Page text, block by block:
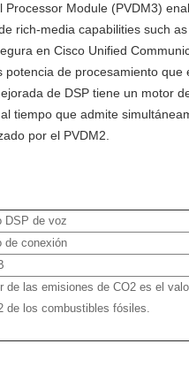
Module (PVDM3)
rich-media capabilities such
en Cisco Unified
de procesamiento
de DSP tiene un motor
tiempo que admite
por el PVDM2.
DSP de voz
de conexión
de las emisiones de CO2 es el
de los combustibles fósiles.